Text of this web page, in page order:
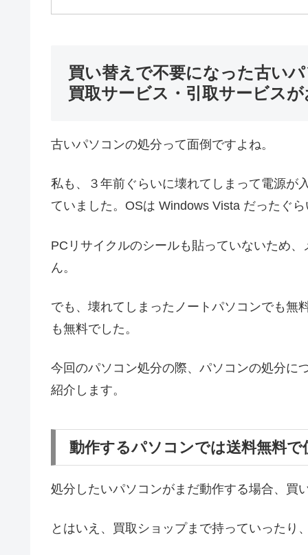
買い替えで不要になった古い
買取サービス・引取サービス
古いパソコンの処分って面倒ですよね。
私も、３年前ぐらいに壊れてしまって電源が
ていました。OSは Windows Vista だったぐ
PCリサイクルのシールも貼っていないため
ん。
でも、壊れてしまったノートパソコンでも無
も無料でした。
今回のパソコン処分の際、パソコンの処分に
紹介します。
動作するパソコンでは送料無料
処分したいパソコンがまだ動作する場合、買
とはいえ、買取ショップまで持っていったり